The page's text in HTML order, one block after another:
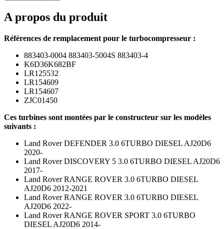
A propos du produit
Références de remplacement pour le turbocompresseur :
883403-0004 883403-5004S 883403-4
K6D36K682BF
LR125532
LR154609
LR154607
ZJC01450
Ces turbines sont montées par le constructeur sur les modèles
suivants :
Land Rover DEFENDER 3.0 6TURBO DIESEL AJ20D6
2020-
Land Rover DISCOVERY 5 3.0 6TURBO DIESEL AJ20D6
2017-
Land Rover RANGE ROVER 3.0 6TURBO DIESEL
AJ20D6 2012-2021
Land Rover RANGE ROVER 3.0 6TURBO DIESEL
AJ20D6 2022-
Land Rover RANGE ROVER SPORT 3.0 6TURBO
DIESEL AJ20D6 2014-